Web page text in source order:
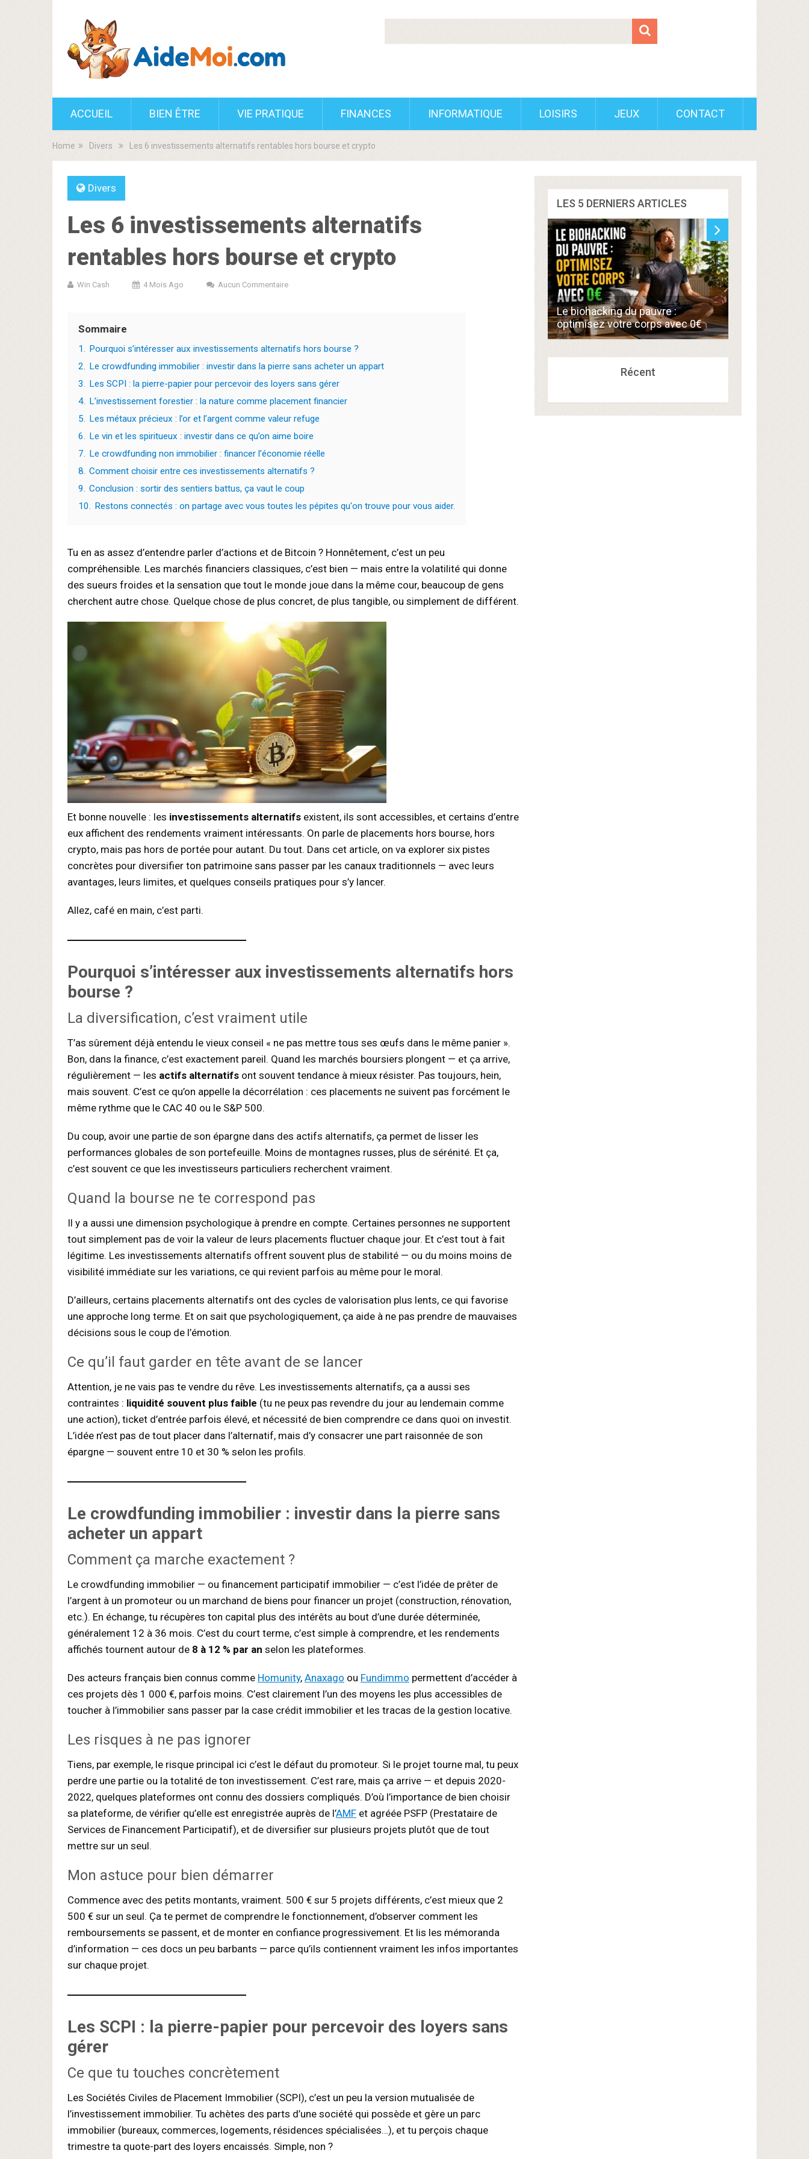
ACCUEIL BIEN ÊTRE VIE PRATIQUE FINANCES INFORMATIQUE LOISIRS JEUX CONTACT
Home Divers Les 6 investissements alternatifs rentables hors bourse et crypto
Divers
Les 6 investissements alternatifs
rentables hors bourse et crypto
Win Cash 4 Mois Ago Aucun Commentaire
Sommaire
1. Pourquoi s’intéresser aux investissements alternatifs hors bourse ?
2. Le crowdfunding immobilier : investir dans la pierre sans acheter un appart
3. Les SCPI : la pierre-papier pour percevoir des loyers sans gérer
4. L’investissement forestier : la nature comme placement financier
5. Les métaux précieux : l’or et l’argent comme valeur refuge
6. Le vin et les spiritueux : investir dans ce qu’on aime boire
7. Le crowdfunding non immobilier : financer l’économie réelle
8. Comment choisir entre ces investissements alternatifs ?
9. Conclusion : sortir des sentiers battus, ça vaut le coup
10. Restons connectés : on partage avec vous toutes les pépites qu'on trouve pour vous aider.
Tu en as assez d’entendre parler d’actions et de Bitcoin ? Honnêtement, c’est un peu
compréhensible. Les marchés financiers classiques, c’est bien — mais entre la volatilité qui donne
des sueurs froides et la sensation que tout le monde joue dans la même cour, beaucoup de gens
cherchent autre chose. Quelque chose de plus concret, de plus tangible, ou simplement de différent.
Et bonne nouvelle : les investissements alternatifs existent, ils sont accessibles, et certains d’entre
eux affichent des rendements vraiment intéressants. On parle de placements hors bourse, hors
crypto, mais pas hors de portée pour autant. Du tout. Dans cet article, on va explorer six pistes
concrètes pour diversifier ton patrimoine sans passer par les canaux traditionnels — avec leurs
avantages, leurs limites, et quelques conseils pratiques pour s’y lancer.
Allez, café en main, c’est parti.
Pourquoi s’intéresser aux investissements alternatifs hors
bourse ?
La diversification, c’est vraiment utile
T’as sûrement déjà entendu le vieux conseil « ne pas mettre tous ses œufs dans le même panier ».
Bon, dans la finance, c’est exactement pareil. Quand les marchés boursiers plongent — et ça arrive,
régulièrement — les actifs alternatifs ont souvent tendance à mieux résister. Pas toujours, hein,
mais souvent. C’est ce qu’on appelle la décorrélation : ces placements ne suivent pas forcément le
même rythme que le CAC 40 ou le S&P 500.
Du coup, avoir une partie de son épargne dans des actifs alternatifs, ça permet de lisser les
performances globales de son portefeuille. Moins de montagnes russes, plus de sérénité. Et ça,
c’est souvent ce que les investisseurs particuliers recherchent vraiment.
Quand la bourse ne te correspond pas
Il y a aussi une dimension psychologique à prendre en compte. Certaines personnes ne supportent
tout simplement pas de voir la valeur de leurs placements fluctuer chaque jour. Et c’est tout à fait
légitime. Les investissements alternatifs offrent souvent plus de stabilité — ou du moins moins de
visibilité immédiate sur les variations, ce qui revient parfois au même pour le moral.
D’ailleurs, certains placements alternatifs ont des cycles de valorisation plus lents, ce qui favorise
une approche long terme. Et on sait que psychologiquement, ça aide à ne pas prendre de mauvaises
décisions sous le coup de l’émotion.
Ce qu’il faut garder en tête avant de se lancer
Attention, je ne vais pas te vendre du rêve. Les investissements alternatifs, ça a aussi ses
contraintes : liquidité souvent plus faible (tu ne peux pas revendre du jour au lendemain comme
une action), ticket d’entrée parfois élevé, et nécessité de bien comprendre ce dans quoi on investit.
L’idée n’est pas de tout placer dans l’alternatif, mais d’y consacrer une part raisonnée de son
épargne — souvent entre 10 et 30 % selon les profils.
Le crowdfunding immobilier : investir dans la pierre sans
acheter un appart
Comment ça marche exactement ?
Le crowdfunding immobilier — ou financement participatif immobilier — c’est l’idée de prêter de
l’argent à un promoteur ou un marchand de biens pour financer un projet (construction, rénovation,
etc.). En échange, tu récupères ton capital plus des intérêts au bout d’une durée déterminée,
généralement 12 à 36 mois. C’est du court terme, c’est simple à comprendre, et les rendements
affichés tournent autour de 8 à 12 % par an selon les plateformes.
Des acteurs français bien connus comme Homunity, Anaxago ou Fundimmo permettent d’accéder à
ces projets dès 1 000 €, parfois moins. C’est clairement l’un des moyens les plus accessibles de
toucher à l’immobilier sans passer par la case crédit immobilier et les tracas de la gestion locative.
Les risques à ne pas ignorer
Tiens, par exemple, le risque principal ici c’est le défaut du promoteur. Si le projet tourne mal, tu peux
perdre une partie ou la totalité de ton investissement. C’est rare, mais ça arrive — et depuis 2020-
2022, quelques plateformes ont connu des dossiers compliqués. D’où l’importance de bien choisir
sa plateforme, de vérifier qu’elle est enregistrée auprès de l’AMF et agréée PSFP (Prestataire de
Services de Financement Participatif), et de diversifier sur plusieurs projets plutôt que de tout
mettre sur un seul.
Mon astuce pour bien démarrer
Commence avec des petits montants, vraiment. 500 € sur 5 projets différents, c’est mieux que 2
500 € sur un seul. Ça te permet de comprendre le fonctionnement, d’observer comment les
remboursements se passent, et de monter en confiance progressivement. Et lis les mémoranda
d’information — ces docs un peu barbants — parce qu’ils contiennent vraiment les infos importantes
sur chaque projet.
Les SCPI : la pierre-papier pour percevoir des loyers sans
gérer
Ce que tu touches concrètement
Les Sociétés Civiles de Placement Immobilier (SCPI), c’est un peu la version mutualisée de
l’investissement immobilier. Tu achètes des parts d’une société qui possède et gère un parc
immobilier (bureaux, commerces, logements, résidences spécialisées…), et tu perçois chaque
trimestre ta quote-part des loyers encaissés. Simple, non ?
LES 5 DERNIERS ARTICLES
Le biohacking du pauvre :
optimisez votre corps avec 0€
Récent